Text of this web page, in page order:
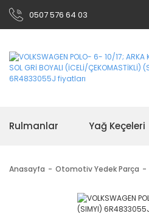
0507 576 64 03
Rulmanlar Yağ Keçeleri
Anasayfa Otomotiv Yedek Parça